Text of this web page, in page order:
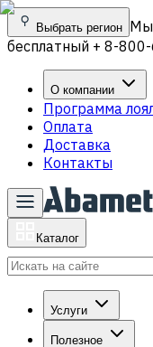
Выбрать регион Мы
бесплатный + 8-
О компании
Программа
Оплата
Доставка
Контакты
Каталог
Услуги
Полезное